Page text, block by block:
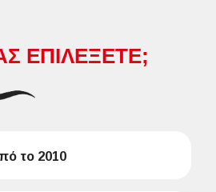
ΕΠΙΛΕΞΕΤΕ;
το 2010